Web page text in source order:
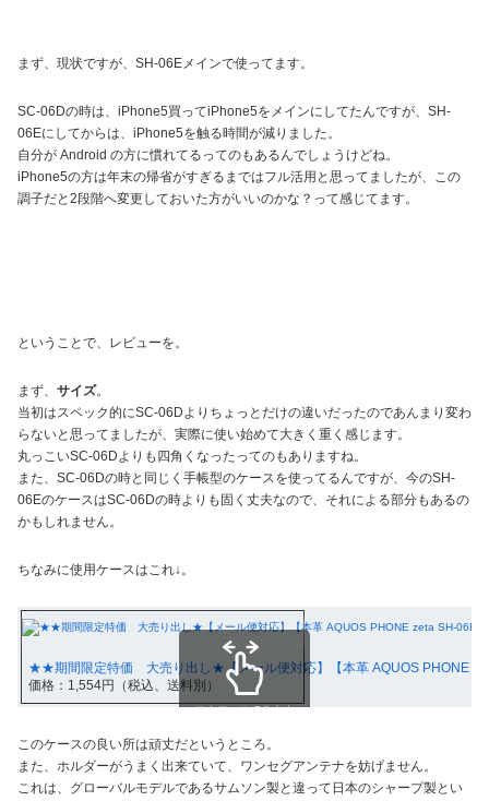
まず、現状ですが、SH-06Eメインで使ってます。
SC-06Dの時は、iPhone5買ってiPhone5をメインにしてたんですが、SH-
06Eにしてからは、iPhone5を触る時間が減りました。
自分が Android の方に慣れてるってのもあるんでしょうけどね。
iPhone5の方は年末の帰省がすぎるまではフル活用と思ってましたが、この
調子だと2段階へ変更しておいた方がいいのかな？って感じてます。
ということで、レビューを。
まず、 サイズ。
当初はスペック的にSC-06Dよりちょっとだけの違いだったのであんまり変わ
らないと思ってましたが、実際に使い始めて大きく重く感じます。
丸っこいSC-06Dよりも四角くなったってのもありますね。
また、SC-06Dの時と同じく手帳型のケースを使ってるんですが、今のSH-
06EのケースはSC-06Dの時よりも固く丈夫なので、それによる部分もあるの
かもしれません。
ちなみに使用ケースはこれ↓。
★★期間限定特価 大売り出し★【メール便対応】【本革 AQUOS PHONE
価格：1,554円（税込、送料別）
スクロールできます
このケースの良い所は頑丈だというところ。
また、ホルダーがうまく出来ていて、ワンセグアンテナを妨げません。
これは、グローバルモデルであるサムソン製と違って日本のシャープ製とい